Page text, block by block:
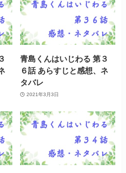
青島くんはいじわる 第３
６話 あらすじと感想、ネ
タバレ
2021年3月3日